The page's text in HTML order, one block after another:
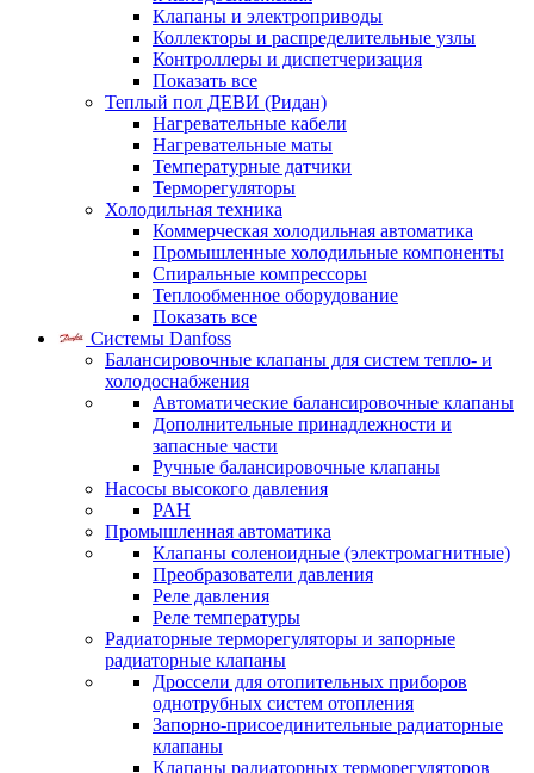
Клапаны и электроприводы
Коллекторы и распределительные узлы
Контроллеры и диспетчеризация
Показать все
Теплый пол ДЕВИ (Ридан)
Нагревательные кабели
Нагревательные маты
Температурные датчики
Терморегуляторы
Холодильная техника
Коммерческая холодильная автоматика
Промышленные холодильные компоненты
Спиральные компрессоры
Теплообменное оборудование
Показать все
Системы Danfoss
Балансировочные клапаны для систем тепло- и
холодоснабжения
Автоматические балансировочные клапаны
Дополнительные принадлежности и
запасные части
Ручные балансировочные клапаны
Насосы высокого давления
PAH
Промышленная автоматика
Клапаны соленоидные (электромагнитные)
Преобразователи давления
Реле давления
Реле температуры
Радиаторные терморегуляторы и запорные
радиаторные клапаны
Дроссели для отопительных приборов
однотрубных систем отопления
Запорно-присоединительные радиаторные
клапаны
Клапаны радиаторных терморегуляторов